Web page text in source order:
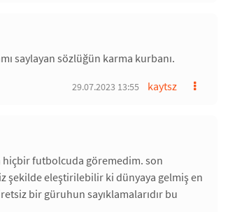
saylayan sözlüğün karma kurbanı.
kaytsz
29.07.2023 13:55
hiçbir futbolcuda göremedim. son
şekilde eleştirilebilir ki dünyaya gelmiş en
bir güruhun sayıklamalarıdır bu